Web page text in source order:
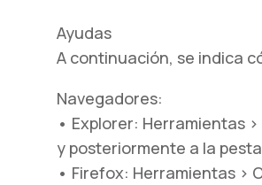
Ayudas
A continuación, se indica
Navegadores:
• Explorer: Herramientas
y posteriormente a la
• Firefox: Herramientas >